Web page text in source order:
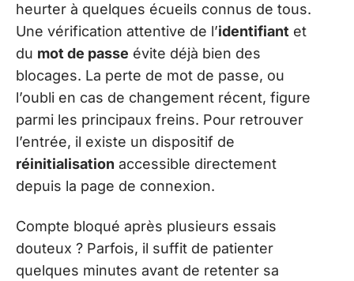
heurter à quelques écueils connus de tous.
Une vérification attentive de l’identifiant et
du mot de passe évite déjà bien des
blocages. La perte de mot de passe, ou
l’oubli en cas de changement récent, figure
parmi les principaux freins. Pour retrouver
l’entrée, il existe un dispositif de
réinitialisation accessible directement
depuis la page de connexion.
Compte bloqué après plusieurs essais
douteux ? Parfois, il suffit de patienter
quelques minutes avant de retenter sa